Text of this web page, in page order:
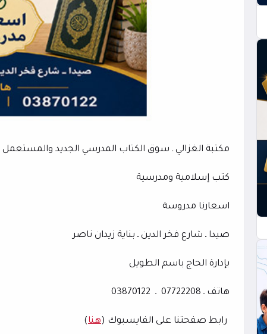
مكتبة الغزالي ـ سوق الكتاب المدرسي الجديد والمستعمل
كتب إسلامية ومدرسية
اسعارنا مدروسة
صيدا ـ شارع فخر الدين ـ بناية زيدان ناصر
بإدارة الحاج باسم الطويل
هاتف ـ 07722208 ـ 03870122
رابط صفحتنا على الفايسبوك (هنا)